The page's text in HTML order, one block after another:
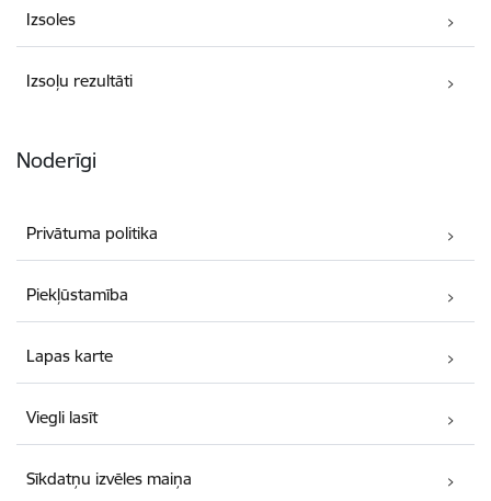
Izsoles
Izsoļu rezultāti
Noderīgi
Privātuma politika
Piekļūstamība
Lapas karte
Viegli lasīt
Sīkdatņu izvēles maiņa